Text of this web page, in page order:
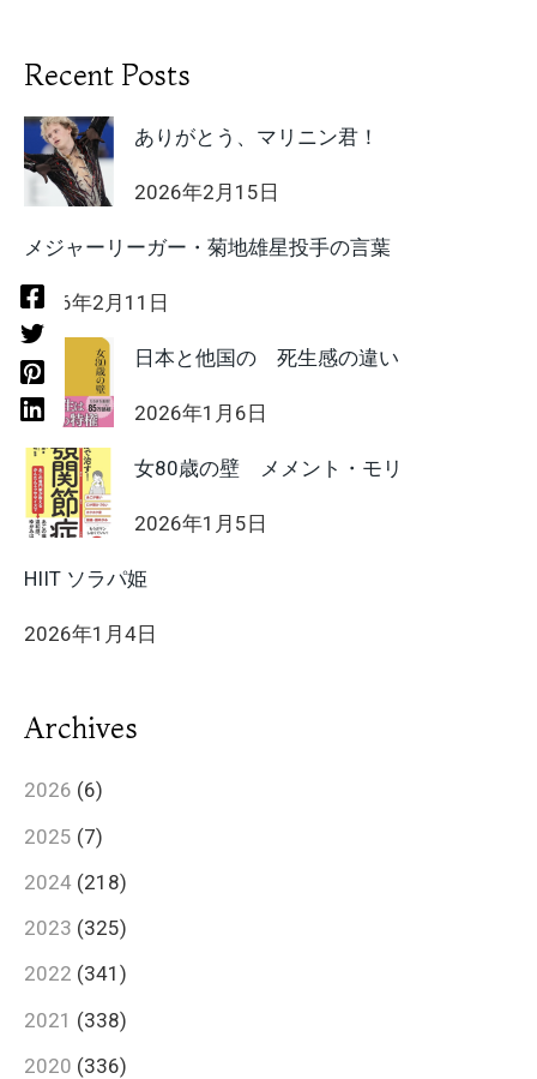
Recent Posts
ありがとう、マリニン君！
2026年2月15日
メジャーリーガー・菊地雄星投手の言葉
2026年2月11日
日本と他国の 死生感の違い
2026年1月6日
女80歳の壁 メメント・モリ
2026年1月5日
HIIT ソラパ姫
2026年1月4日
Archives
2026 (6)
2025 (7)
2024 (218)
2023 (325)
2022 (341)
2021 (338)
2020 (336)